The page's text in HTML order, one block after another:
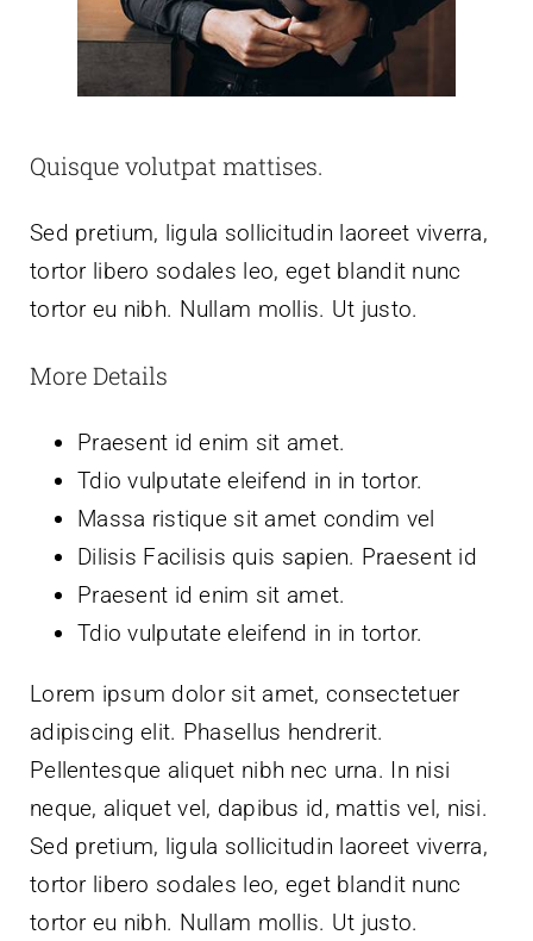
Quisque volutpat mattises.
Sed pretium, ligula sollicitudin laoreet viverra,
tortor libero sodales leo, eget blandit nunc
tortor eu nibh. Nullam mollis. Ut justo.
More Details
Praesent id enim sit amet.
Tdio vulputate eleifend in in tortor.
Massa ristique sit amet condim vel
Dilisis Facilisis quis sapien. Praesent id
Praesent id enim sit amet.
Tdio vulputate eleifend in in tortor.
Lorem ipsum dolor sit amet, consectetuer
adipiscing elit. Phasellus hendrerit.
Pellentesque aliquet nibh nec urna. In nisi
neque, aliquet vel, dapibus id, mattis vel, nisi.
Sed pretium, ligula sollicitudin laoreet viverra,
tortor libero sodales leo, eget blandit nunc
tortor eu nibh. Nullam mollis. Ut justo.